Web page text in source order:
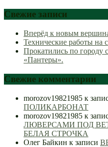
Свежие записи
Вперёд к новым
Технические работы на
Прокатились по городу
«Пантеры».
Свежие комментарии
morozov19821985 к
ПОЛИКАРБОНАТ
morozov19821985 к
ЛЮВЕРСАМИ ПОД
БЕЛАЯ СТРОЧКА
Олег Байкин к записи